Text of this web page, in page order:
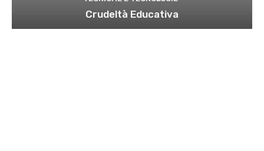
Crudeltà Educativa